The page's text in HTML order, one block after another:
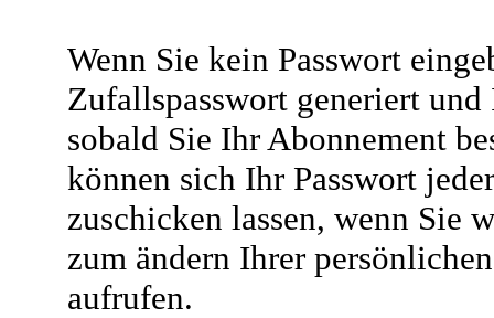
Wenn Sie kein Passwort
Zufallspasswort generiert
sobald Sie Ihr Abonnement
können sich Ihr Passwort
zuschicken lassen, wenn Sie
zum ändern Ihrer
aufrufen.